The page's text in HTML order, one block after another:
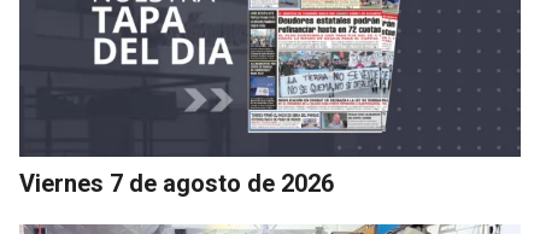
Viernes 7 de agosto de 2026